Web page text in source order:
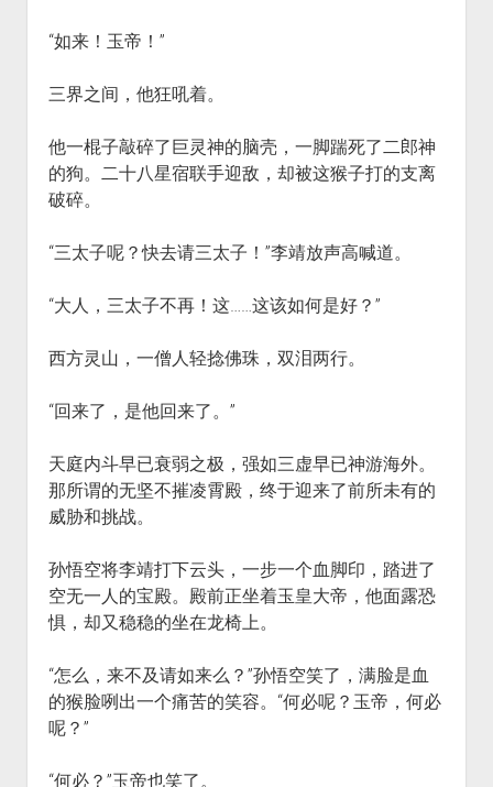
“如来！玉帝！”
三界之间，他狂吼着。
他一棍子敲碎了巨灵神的脑壳，一脚踹死了二郎神
的狗。二十八星宿联手迎敌，却被这猴子打的支离
破碎。
“三太子呢？快去请三太子！”李靖放声高喊道。
“大人，三太子不再！这……这该如何是好？”
西方灵山，一僧人轻捻佛珠，双泪两行。
“回来了，是他回来了。”
天庭内斗早已衰弱之极，强如三虚早已神游海外。
那所谓的无坚不摧凌霄殿，终于迎来了前所未有的
威胁和挑战。
孙悟空将李靖打下云头，一步一个血脚印，踏进了
空无一人的宝殿。殿前正坐着玉皇大帝，他面露恐
惧，却又稳稳的坐在龙椅上。
“怎么，来不及请如来么？”孙悟空笑了，满脸是血
的猴脸咧出一个痛苦的笑容。“何必呢？玉帝，何必
呢？”
“何必？”玉帝也笑了。